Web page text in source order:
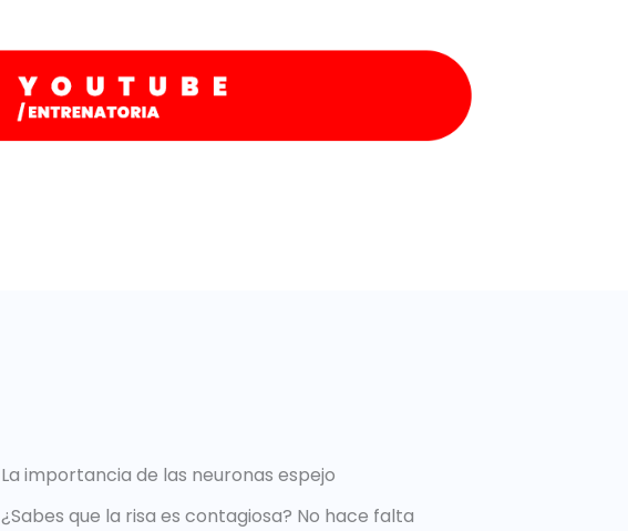
La importancia de las neuronas espejo
¿Sabes que la risa es contagiosa? No hace falta